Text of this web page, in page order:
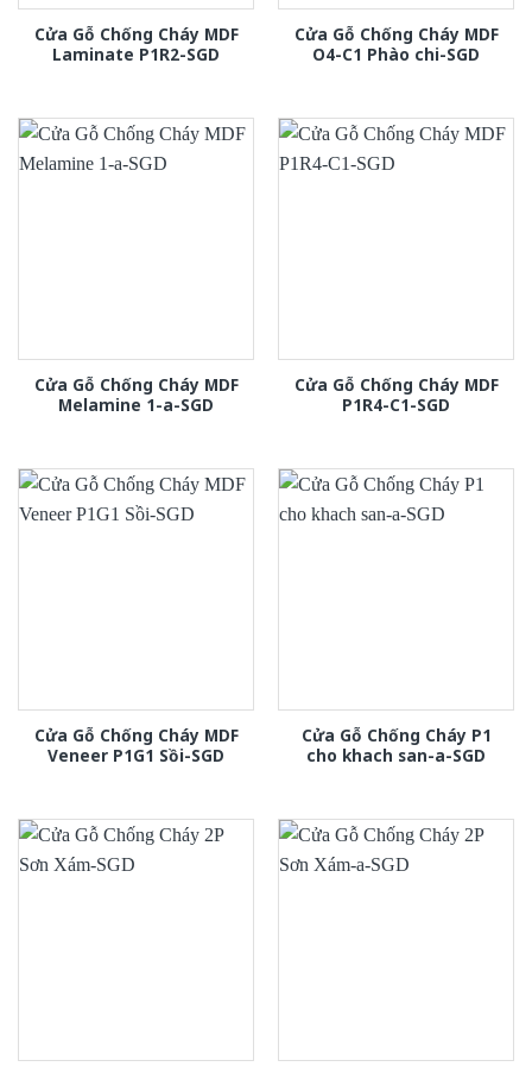
Cửa Gỗ Chống Cháy MDF
Laminate P1R2-SGD
Cửa Gỗ Chống Cháy MDF
O4-C1 Phào chi-SGD
Cửa Gỗ Chống Cháy MDF
Melamine 1-a-SGD
Cửa Gỗ Chống Cháy MDF
P1R4-C1-SGD
Cửa Gỗ Chống Cháy MDF
Veneer P1G1 Sồi-SGD
Cửa Gỗ Chống Cháy P1
cho khach san-a-SGD